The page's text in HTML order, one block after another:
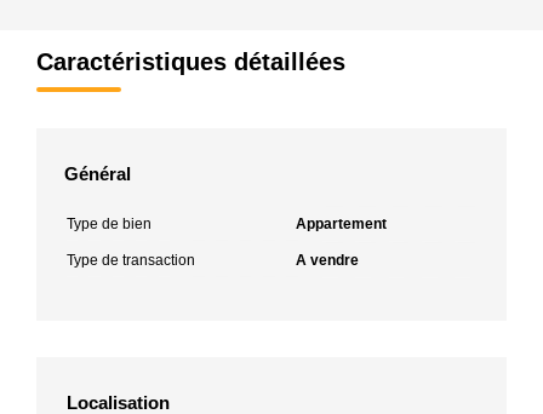
Caractéristiques détaillées
Général
Type de bien Appartement
Type de transaction A vendre
Localisation